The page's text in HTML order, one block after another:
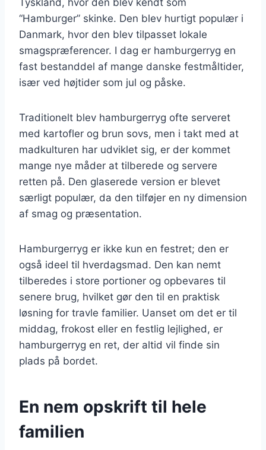
“Hamburger” skinke. Den blev hurtigt populær i
Danmark, hvor den blev tilpasset lokale
smagspræferencer. I dag er hamburgerryg en
fast bestanddel af mange danske festmåltider,
især ved højtider som jul og påske.
Traditionelt blev hamburgerryg ofte serveret
med kartofler og brun sovs, men i takt med at
madkulturen har udviklet sig, er der kommet
mange nye måder at tilberede og servere
retten på. Den glaserede version er blevet
særligt populær, da den tilføjer en ny dimension
af smag og præsentation.
Hamburgerryg er ikke kun en festret; den er
også ideel til hverdagsmad. Den kan nemt
tilberedes i store portioner og opbevares til
senere brug, hvilket gør den til en praktisk
løsning for travle familier. Uanset om det er til
middag, frokost eller en festlig lejlighed, er
hamburgerryg en ret, der altid vil finde sin
plads på bordet.
En nem opskrift til hele
familien